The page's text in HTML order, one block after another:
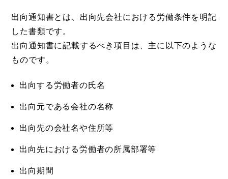
出向通知書とは、出向先会社における労働条件を明記
した書類です。
出向通知書に記載するべき項目は、主に以下のような
ものです。
出向する労働者の氏名
出向元である会社の名称
出向先の会社名や住所等
出向先における労働者の所属部署等
出向期間